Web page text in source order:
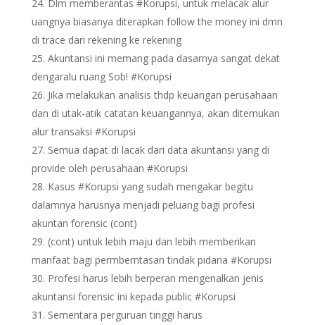
Dlm memberantas #Korupsi, untuk melacak alur
uangnya biasanya diterapkan follow the money ini dmn
di trace dari rekening ke rekening
Akuntansi ini memang pada dasarnya sangat dekat
dengaralu ruang Sob! #Korupsi
Jika melakukan analisis thdp keuangan perusahaan
dan di utak-atik catatan keuangannya, akan ditemukan
alur transaksi #Korupsi
Semua dapat di lacak dari data akuntansi yang di
provide oleh perusahaan #Korupsi
Kasus #Korupsi yang sudah mengakar begitu
dalamnya harusnya menjadi peluang bagi profesi
akuntan forensic (cont)
(cont) untuk lebih maju dan lebih memberikan
manfaat bagi permberntasan tindak pidana #Korupsi
Profesi harus lebih berperan mengenalkan jenis
akuntansi forensic ini kepada public #Korupsi
Sementara perguruan tinggi harus